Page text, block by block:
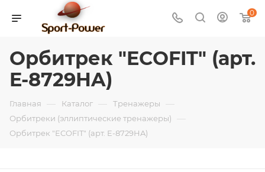
0
Орбитрек "ECOFIT" (арт.
E-8729HA)
Главная — Каталог — Тренажеры —
Орбитреки (эллиптические тренажеры) —
Орбитрек "ECOFIT" (арт. E-8729HA)